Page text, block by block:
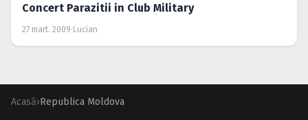
Concert Parazitii in Club Military
27 mart. 2009· Lucian
Acasă›Republica Moldova